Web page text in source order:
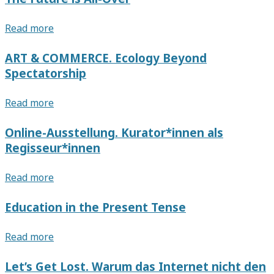
am
von
Henrots
Arbeit
Fatigue“
Digital
Media
Queer/Feminist
Art
Read morePost-
Post-
Internet
Art
Education
Future
is
Over
ART & COMMERCE. Ecology Beyond
Spectatorship
Read moreART
COMMERCE.
Ecology
Beyond
Online-Ausstellung. Kurator*innen als
Regisseur*innen
Read moreOnline-
Kurator*innen
als
Education in the Present Tense
Read moreEducation
the
Let’s Get Lost. Warum das Internet nicht den